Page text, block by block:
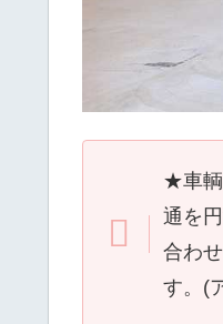
★車輌
通を
合わ
す。(